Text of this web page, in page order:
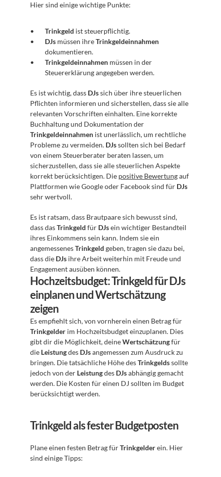
Hier sind einige wichtige Punkte:
Trinkgeld ist steuerpflichtig.
DJs müssen ihre Trinkgeldeinnahmen
dokumentieren.
Trinkgeldeinnahmen müssen in der
Steuererklärung angegeben werden.
Es ist wichtig, dass DJs sich über ihre steuerlichen
Pflichten informieren und sicherstellen, dass sie alle
relevanten Vorschriften einhalten. Eine korrekte
Trinkgeldeinnahmen ist unerlässlich, um rechtliche
Probleme zu vermeiden. DJs sollten sich bei Bedarf
von einem Steuerberater beraten lassen, um
sicherzustellen, dass sie alle steuerlichen Aspekte
korrekt berücksichtigen. Die positive Bewertung auf
Plattformen wie Google oder Facebook sind für DJs
sehr wertvoll.
Es ist ratsam, dass Brautpaare sich bewusst sind,
dass das Trinkgeld für DJs ein wichtiger Bestandteil
ihres Einkommens sein kann. Indem sie ein
angemessenes Trinkgeld geben, tragen sie dazu bei,
dass die DJs ihre Arbeit weiterhin mit Freude und
Engagement ausüben können.
Hochzeitsbudget: Trinkgeld für DJs
einplanen und Wertschätzung
zeigen
Trinkgelder im Hochzeitsbudget einzuplanen. Dies
gibt dir die Möglichkeit, deine Wertschätzung für
die Leistung des DJs angemessen zum Ausdruck zu
bringen. Die tatsächliche Höhe des Trinkgelds sollte
jedoch von der Leistung des DJs abhängig gemacht
werden. Die Kosten für einen DJ sollten im Budget
berücksichtigt werden.
Trinkgeld als fester Budgetposten
Plane einen festen Betrag für Trinkgelder ein. Hier
sind einige Tipps: